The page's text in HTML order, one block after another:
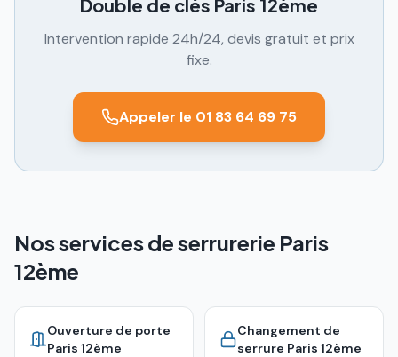
Double de clés Paris 12ème
Intervention rapide 24h/24, devis gratuit et prix
fixe.
Appeler le 01 83 64 69 75
Nos services de serrurerie Paris
12ème
Ouverture de porte
Paris 12ème
Changement de
serrure Paris 12ème